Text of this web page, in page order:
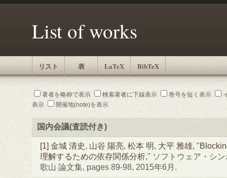
List of works
リスト 表 LaTeX BibTeX
著者を略称で表示 検索著者に下線表示 巻号を短く表示
表示
開催地(note)を表示
国内会議(査読付き)
[1] 金城 清史, 山谷 陽亮, 松本 明, 大平 雅雄, "
理解するための依存関係分析," ソフトウェア・シ
歌山 論文集, pages 89-98, 2015年6月.